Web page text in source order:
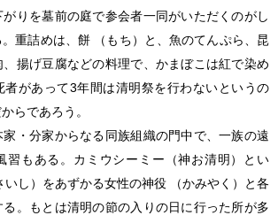
りを墓前の庭で参会者一同がいただくのがし
重詰めは、餅 （もち）と、魚のてんぷら、昆
揚げ豆腐などの料理で、かまぼこは紅で染め
者があって3年間は清明祭を行わないというの
らであろう。
・分家からなる同族組織の門中で、一族の遠
習もある。カミウシーミー（神お清明）とい
いし）をあずかる女性の神役 （かみやく）と各
る。もとは清明の節の入りの日に行った所が多